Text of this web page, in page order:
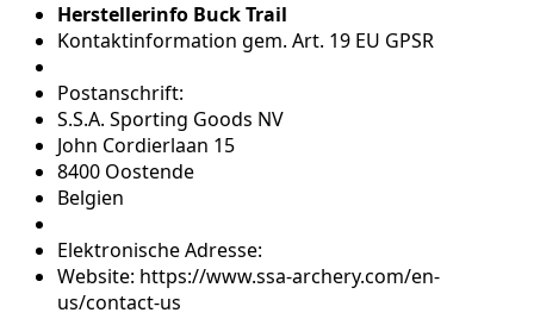
Herstellerinfo Buck Trail
Kontaktinformation gem. Art. 19 EU GPSR
Postanschrift:
S.S.A. Sporting Goods NV
John Cordierlaan 15
8400 Oostende
Belgien
Elektronische Adresse:
Website: https://www.ssa-archery.com/en-
us/contact-us